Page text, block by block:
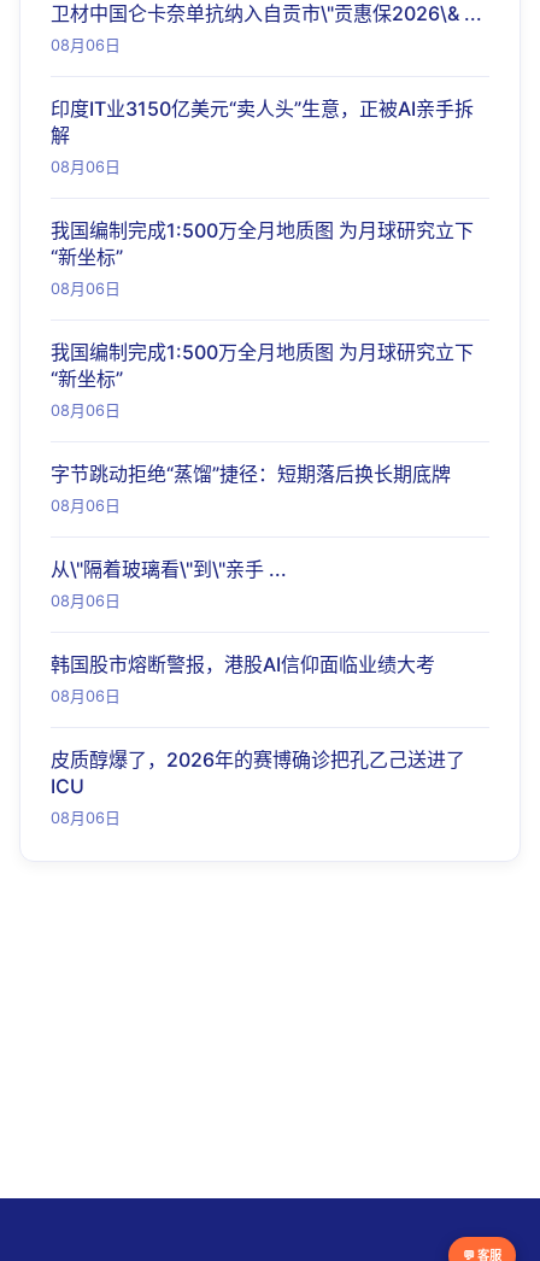
卫材中国仑卡奈单抗纳入自贡市\"贡惠保2026\& ...
08月06日
印度IT业3150亿美元“卖人头”生意，正被AI亲手拆
解
08月06日
我国编制完成1:500万全月地质图 为月球研究立下
“新坐标”
08月06日
我国编制完成1:500万全月地质图 为月球研究立下
“新坐标”
08月06日
字节跳动拒绝“蒸馏”捷径：短期落后换长期底牌
08月06日
从\"隔着玻璃看\"到\"亲手 ...
08月06日
韩国股市熔断警报，港股AI信仰面临业绩大考
08月06日
皮质醇爆了，2026年的赛博确诊把孔乙己送进了
ICU
08月06日
💬 客服